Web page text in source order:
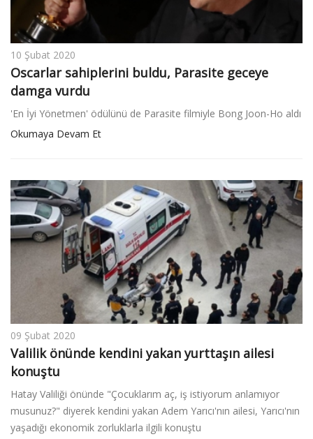
10 Şubat 2020
Oscarlar sahiplerini buldu, Parasite geceye
damga vurdu
'En İyi Yönetmen' ödülünü de Parasite filmiyle Bong Joon-Ho aldı
Okumaya Devam Et
09 Şubat 2020
Valilik önünde kendini yakan yurttaşın ailesi
konuştu
Hatay Valiliği önünde "Çocuklarım aç, iş istiyorum anlamıyor
musunuz?" diyerek kendini yakan Adem Yarıcı'nın ailesi, Yarıcı'nın
yaşadığı ekonomik zorluklarla ilgili konuştu